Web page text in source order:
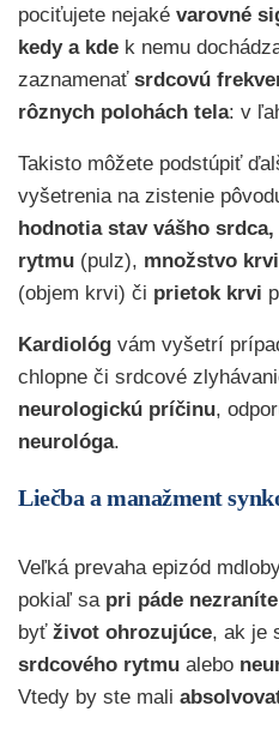
pociťujete nejaké varovné
kedy a kde k nemu
zaznamenať srdcovú
rôznych polohách tela: v
Takisto môžete podstúpiť
vyšetrenia na zistenie
hodnotia stav vášho srdca,
rytmu (pulz), množstvo
(objem krvi) či prietok krvi
Kardiológ vám vyšetrí
chlopne či srdcové
neurologickú príčinu,
neurológa.
Liečba a manažment
Veľká prevaha epizód
pokiaľ sa pri páde nezraníte
byť život ohrozujúce, ak je
srdcového rytmu alebo
Vtedy by ste mali